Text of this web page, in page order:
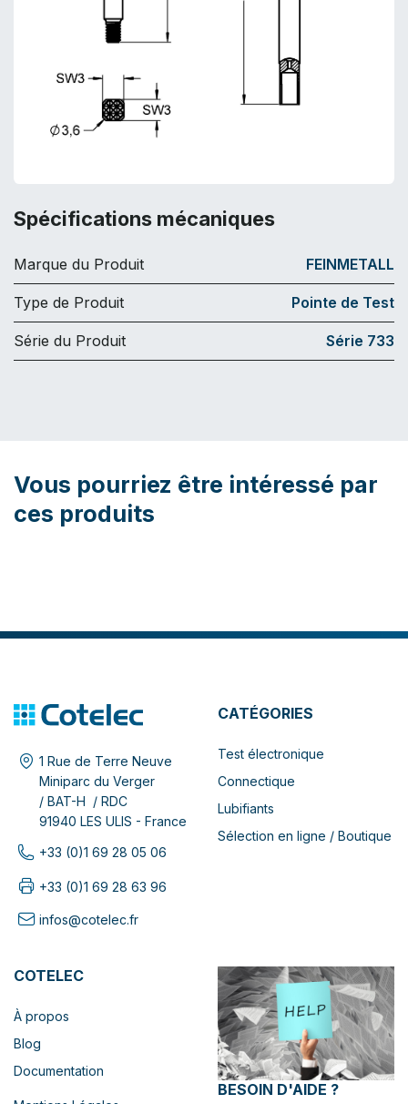
Spécifications mécaniques
Marque du Produit FEINMETALL
Type de Produit Pointe de Test
Série du Produit Série 733
Vous pourriez être intéressé par
ces produits
1 Rue de Terre Neuve
Miniparc du Verger
/ BAT-H / RDC
91940 LES ULIS - France
+33 (0)1 69 28 05 06
+33 (0)1 69 28 63 96
infos@cotelec.fr
CATÉGORIES
Test électronique
Connectique
Lubifiants
Sélection en ligne / Boutique
COTELEC
À propos
Blog
Documentation
BESOIN D'AIDE ?